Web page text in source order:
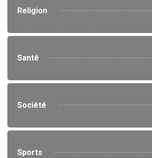
Religion
Santé
Société
Sports